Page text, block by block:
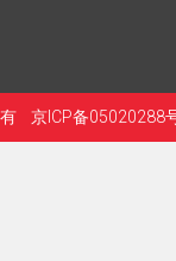
有 京ICP备05020288